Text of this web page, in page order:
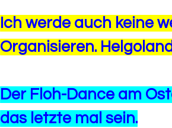
Ich werde auch keine
Organisieren.
Der Floh-Dance am
das letzte mal sein.